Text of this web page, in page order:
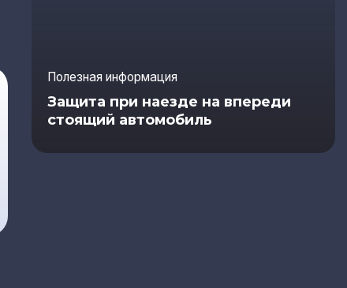
Полезная информация
Защита при наезде на впереди
стоящий автомобиль